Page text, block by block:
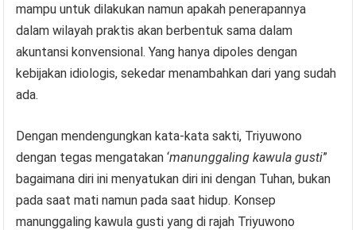
mampu untuk dilakukan namun apakah penerapannya
dalam wilayah praktis akan berbentuk sama dalam
akuntansi konvensional. Yang hanya dipoles dengan
kebijakan idiologis, sekedar menambahkan dari yang sudah
ada.
Dengan mendengungkan kata-kata sakti, Triyuwono
dengan tegas mengatakan ‘manunggaling kawula gusti”
bagaimana diri ini menyatukan diri ini dengan Tuhan, bukan
pada saat mati namun pada saat hidup. Konsep
manunggaling kawula gusti yang di rajah Triyuwono